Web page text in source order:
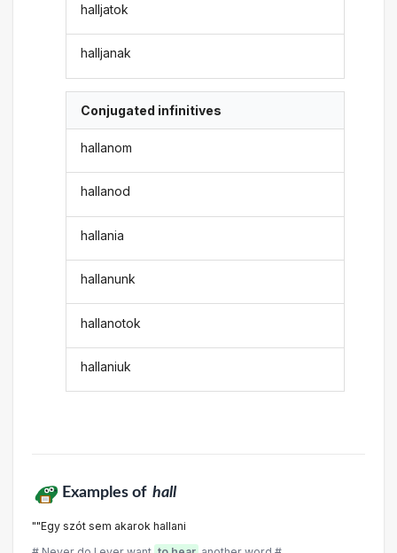
halljatok
halljanak
Conjugated infinitives
hallanom
hallanod
hallania
hallanunk
hallanotok
hallaniuk
Examples of hall
""Egy szót sem akarok hallani